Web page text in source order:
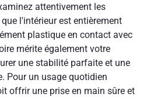
attentivement les
l'intérieur est entièrement
plastique en contact avec
mérite également votre
une stabilité parfaite et une
Pour un usage quotidien
offrir une prise en main sûre et